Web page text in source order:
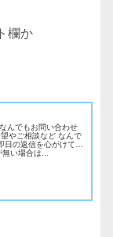
欄か
無い場合は...